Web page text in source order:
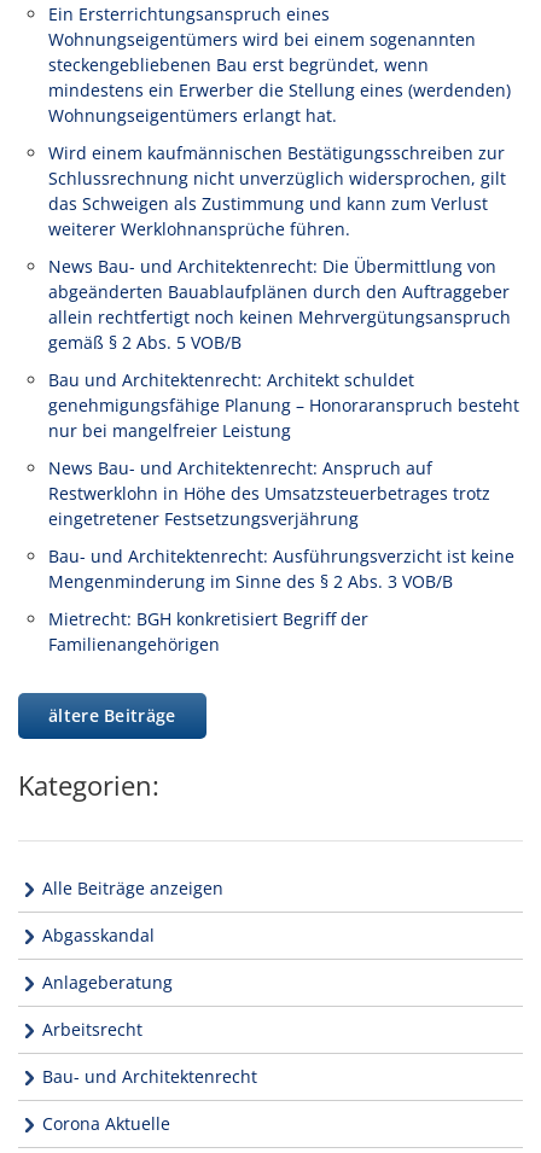
Ein Ersterrichtungsanspruch eines
Wohnungseigentümers wird bei einem sogenannten
steckengebliebenen Bau erst begründet, wenn
mindestens ein Erwerber die Stellung eines (werdenden)
Wohnungseigentümers erlangt hat.
Wird einem kaufmännischen Bestätigungsschreiben zur
Schlussrechnung nicht unverzüglich widersprochen, gilt
das Schweigen als Zustimmung und kann zum Verlust
weiterer Werklohnansprüche führen.
News Bau- und Architektenrecht: Die Übermittlung von
abgeänderten Bauablaufplänen durch den Auftraggeber
allein rechtfertigt noch keinen Mehrvergütungsanspruch
gemäß § 2 Abs. 5 VOB/B
Bau und Architektenrecht: Architekt schuldet
genehmigungsfähige Planung – Honoraranspruch besteht
nur bei mangelfreier Leistung
News Bau- und Architektenrecht: Anspruch auf
Restwerklohn in Höhe des Umsatzsteuerbetrages trotz
eingetretener Festsetzungsverjährung
Bau- und Architektenrecht: Ausführungsverzicht ist keine
Mengenminderung im Sinne des § 2 Abs. 3 VOB/B
Mietrecht: BGH konkretisiert Begriff der
Familienangehörigen
ältere Beiträge
Kategorien:
Alle Beiträge anzeigen
Abgasskandal
Anlageberatung
Arbeitsrecht
Bau- und Architektenrecht
Corona Aktuelle